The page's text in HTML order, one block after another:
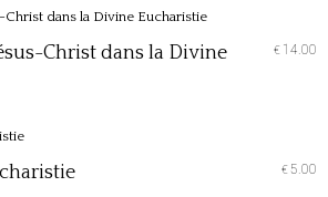
Christ dans la Divine
€ 14.00
€ 5.00